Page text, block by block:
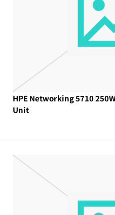
HPE Networking 5710
Unit